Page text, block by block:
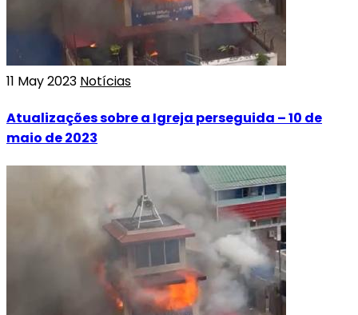
11 May 2023 Notícias
Atualizações sobre a Igreja perseguida – 10 de
maio de 2023